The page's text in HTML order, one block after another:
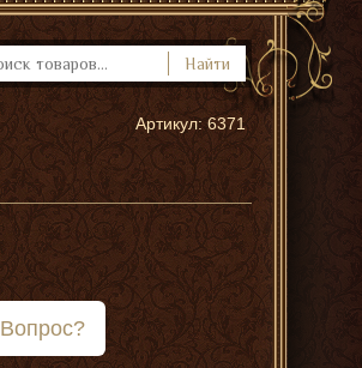
Найти
Артикул: 6371
Вопрос?